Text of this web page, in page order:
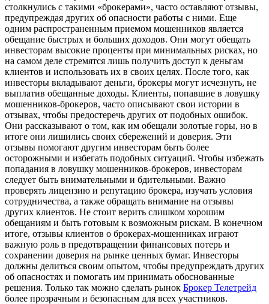
столкнулись с такими «брокерами», часто оставляют отзывы,
предупреждая других об опасности работы с ними. Еще
одним распространенным приемом мошенников является
обещание быстрых и больших доходов. Они могут обещать
инвесторам высокие проценты при минимальных рисках, но
на самом деле стремятся лишь получить доступ к деньгам
клиентов и использовать их в своих целях. После того, как
инвесторы вкладывают деньги, брокеры могут исчезнуть, не
выплатив обещанные доходы. Клиенты, попавшие в ловушку
мошенников-брокеров, часто описывают свои истории в
отзывах, чтобы предостеречь других от подобных ошибок.
Они рассказывают о том, как им обещали золотые горы, но в
итоге они лишились своих сбережений и доверия. Эти
отзывы помогают другим инвесторам быть более
осторожными и избегать подобных ситуаций. Чтобы избежать
попадания в ловушку мошенников-брокеров, инвесторам
следует быть внимательными и бдительными. Важно
проверять лицензию и репутацию брокера, изучать условия
сотрудничества, а также обращать внимание на отзывы
других клиентов. Не стоит верить слишком хорошим
обещаниям и быть готовым к возможным рискам. В конечном
итоге, отзывы клиентов о брокерах-мошенниках играют
важную роль в предотвращении финансовых потерь и
сохранении доверия на рынке ценных бумаг. Инвесторы
должны делиться своим опытом, чтобы предупреждать других
об опасностях и помогать им принимать обоснованные
решения. Только так можно сделать рынок Брокер Телетрейд
более прозрачным и безопасным для всех участников.